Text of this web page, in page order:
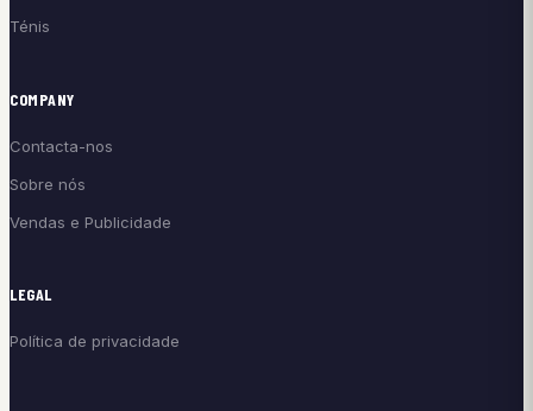
Ténis
COMPANY
Contacta-nos
Sobre nós
Vendas e Publicidade
LEGAL
Política de privacidade